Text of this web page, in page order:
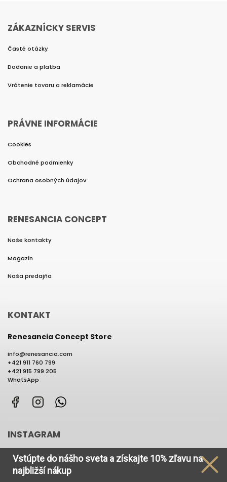
ZÁKAZNÍCKY SERVIS
Časté otázky
Dodanie a platba
Vrátenie tovaru a reklamácie
PRÁVNE INFORMÁCIE
Cookies
Obchodné podmienky
Ochrana osobných údajov
RENESANCIA CONCEPT
Naše kontakty
Magazín
Naša predajňa
KONTAKT
Renesancia Concept Store
info@renesancia.com
+421 911 760 799
+421 915 799 205
WhatsApp
FacebookInstagram
INSTAGRAM
Vstúpte do nášho sveta a získajte 10% zľavu na
najbližší nákup